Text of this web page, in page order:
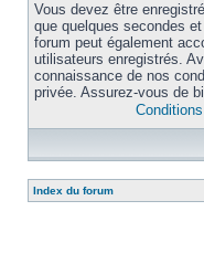
Vous devez être
que quelques secondes
forum peut également
utilisateurs enregistrés.
connaissance de nos
privée. Assurez-vous de
Index du forum